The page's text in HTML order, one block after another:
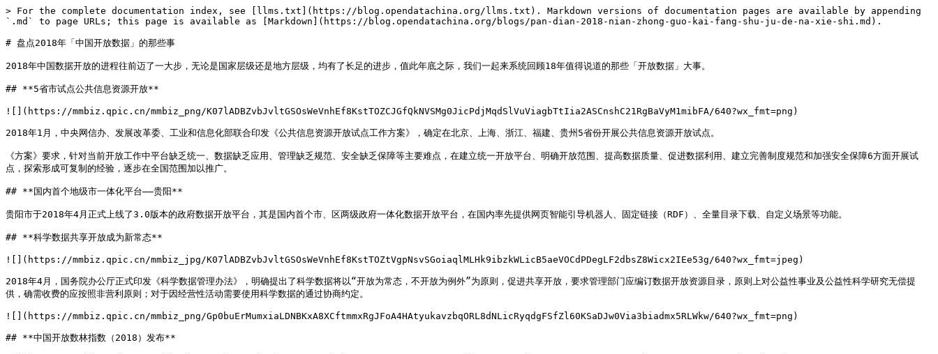
> For the complete documentation index, see [llms.txt](https://blog.opendatachina.org/llms.txt). Markdown versions of documentation pages are available by appending
`.md` to page URLs; this page is available as [Markdown](https://blog.opendatachina.org/blogs/pan-dian-2018-nian-zhong-guo-kai-fang-shu-ju-de-na-xie-shi.md).
# 盘点2018年「中国开放数据」的那些事
2018年中国数据开放的进程往前迈了一大步，无论是国家层级还是地方层级，均有了长足的进步，值此年底之际，我们一起来系统回顾18年值得说道的那些「开放数据」大事。
## **5省市试点公共信息资源开放**
![](https://mmbiz.qpic.cn/mmbiz_png/K07lADBZvbJvltGSOsWeVnhEf8KstTOZCJGfQkNVSMg0JicPdjMqdSlVuViagbTtIia2ASCnshC21RgBaVyM1mibFA/640?wx_fmt=png)
2018年1月，中央网信办、发展改革委、工业和信息化部联合印发《公共信息资源开放试点工作方案》，确定在北京、上海、浙江、福建、贵州5省份开展公共信息资源开放试点。
《方案》要求，针对当前开放工作中平台缺乏统一、数据缺乏应用、管理缺乏规范、安全缺乏保障等主要难点，在建立统一开放平台、明确开放范围、提高数据质量、促进数据利用、建立完善制度规范和加强安全保障6方面开展试
点，探索形成可复制的经验，逐步在全国范围加以推广。
## **国内首个地级市一体化平台——贵阳**
贵阳市于2018年4月正式上线了3.0版本的政府数据开放平台，其是国内首个市、区两级政府一体化数据开放平台，在国内率先提供网页智能引导机器人、固定链接（RDF）、全量目录下载、自定义场景等功能。
## **科学数据共享开放成为新常态**
![](https://mmbiz.qpic.cn/mmbiz_jpg/K07lADBZvbJvltGSOsWeVnhEf8KstTOZtVgpNsvSGoiaqlMLHk9ibzkWLicB5aeVOCdPDegLF2dbsZ8Wicx2IEe53g/640?wx_fmt=jpeg)
2018年4月，国务院办公厅正式印发《科学数据管理办法》，明确提出了科学数据将以“开放为常态，不开放为例外”为原则，促进共享开放，要求管理部门应编订数据开放资源目录，原则上对公益性事业及公益性科学研究无偿提
供，确需收费的应按照非营利原则；对于因经营性活动需要使用科学数据的通过协商约定。
![](https://mmbiz.qpic.cn/mmbiz_png/Gp0buErMumxiaLDNBKxA8XCftmmxRgJFoA4HAtyukavzbqORL8dNLicRyqdgFSfZl60KSaDJw0Via3biadmx5RLWkw/640?wx_fmt=png)
## **中国开放数林指数（2018）发布**